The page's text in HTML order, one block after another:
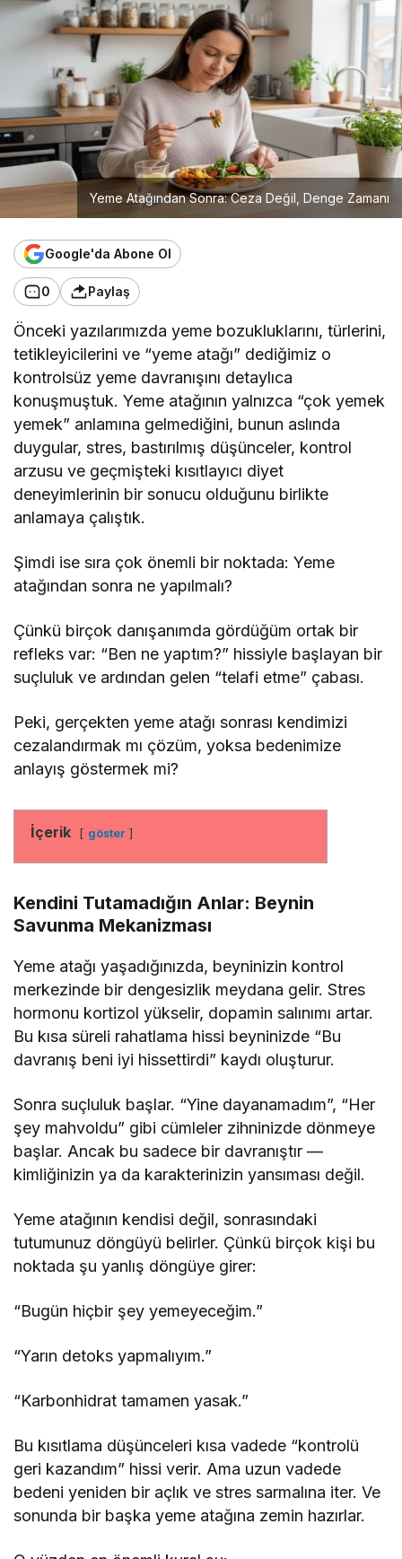
Yeme Atağından Sonra: Ceza Değil, Denge Zamanı
Google'da Abone Ol
0 Paylaş
Önceki yazılarımızda yeme bozukluklarını, türlerini,
tetikleyicilerini ve “yeme atağı” dediğimiz o
kontrolsüz yeme davranışını detaylıca
konuşmuştuk. Yeme atağının yalnızca “çok yemek
yemek” anlamına gelmediğini, bunun aslında
duygular, stres, bastırılmış düşünceler, kontrol
arzusu ve geçmişteki kısıtlayıcı diyet
deneyimlerinin bir sonucu olduğunu birlikte
anlamaya çalıştık.
Şimdi ise sıra çok önemli bir noktada: Yeme
atağından sonra ne yapılmalı?
Çünkü birçok danışanımda gördüğüm ortak bir
refleks var: “Ben ne yaptım?” hissiyle başlayan bir
suçluluk ve ardından gelen “telafi etme” çabası.
Peki, gerçekten yeme atağı sonrası kendimizi
cezalandırmak mı çözüm, yoksa bedenimize
anlayış göstermek mi?
İçerik göster
Kendini Tutamadığın Anlar: Beynin
Savunma Mekanizması
Yeme atağı yaşadığınızda, beyninizin kontrol
merkezinde bir dengesizlik meydana gelir. Stres
hormonu kortizol yükselir, dopamin salınımı artar.
Bu kısa süreli rahatlama hissi beyninizde “Bu
davranış beni iyi hissettirdi” kaydı oluşturur.
Sonra suçluluk başlar. “Yine dayanamadım”, “Her
şey mahvoldu” gibi cümleler zihninizde dönmeye
başlar. Ancak bu sadece bir davranıştır —
kimliğinizin ya da karakterinizin yansıması değil.
Yeme atağının kendisi değil, sonrasındaki
tutumunuz döngüyü belirler. Çünkü birçok kişi bu
noktada şu yanlış döngüye girer:
“Bugün hiçbir şey yemeyeceğim.”
“Yarın detoks yapmalıyım.”
“Karbonhidrat tamamen yasak.”
Bu kısıtlama düşünceleri kısa vadede “kontrolü
geri kazandım” hissi verir. Ama uzun vadede
bedeni yeniden bir açlık ve stres sarmalına iter. Ve
sonunda bir başka yeme atağına zemin hazırlar.